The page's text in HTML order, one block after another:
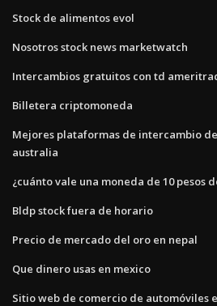
Stock de alimentos evol
Nosotros stock news marketwatch
Intercambios gratuitos con td
Billetera criptomoneda
Mejores plataformas de intercambio
australia
¿cuánto vale una moneda de 10 pesos
Bldp stock fuera de horario
Precio de mercado del oro en nepal
Que dinero usas en mexico
Sitio web de comercio de automóviles